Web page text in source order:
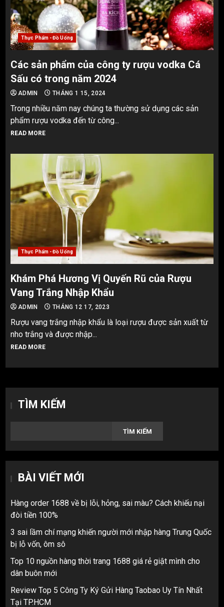
Thực Phẩm - Đồ Uống
Các sản phẩm của công ty rượu vodka Cá
Sấu có trong năm 2024
ADMIN THÁNG 1 15, 2024
Trong nhiều năm nay chúng ta thường sử dụng các sản
phẩm rượu vodka đến từ công...
READ MORE
Thực Phẩm - Đồ Uống
Khám Phá Hương Vị Quyến Rũ của Rượu
Vang Trắng Nhập Khẩu
ADMIN THÁNG 12 17, 2023
Rượu vang trắng nhập khẩu là loại rượu được sản xuất từ
nho trắng và được nhập...
READ MORE
TÌM KIẾM
TÌM KIẾM
BÀI VIẾT MỚI
Hàng order 1688 về bị lỗi, hỏng, sai màu? Cách khiếu nại
đòi tiền 100%
3 sai lầm chí mạng khiến người mới nhập hàng Trung Quốc
bị lỗ vốn, ôm sô
Top 10 nguồn hàng thời trang 1688 giá rẻ giật mình cho
dân buôn mới
Review Top 5 Công Ty Ký Gửi Hàng Taobao Uy Tín Nhất
Tại TP.HCM